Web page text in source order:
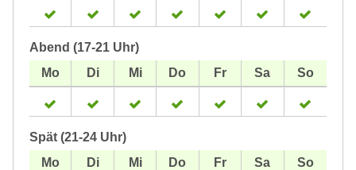
Abend (17-21 Uhr)
Spät (21-24 Uhr)